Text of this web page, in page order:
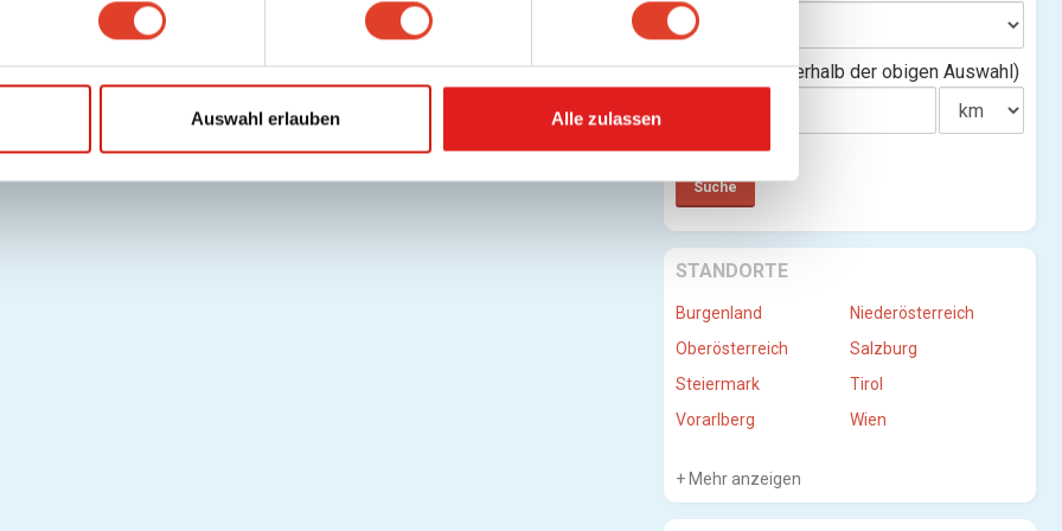
Auswahl erlauben Alle zulassen
Entfernung(innerhalb der obigen Auswahl)
STANDORTE
Burgenland
Niederösterreich
Oberösterreich
Salzburg
Steiermark
Tirol
Vorarlberg
Wien
Mehr anzeigen